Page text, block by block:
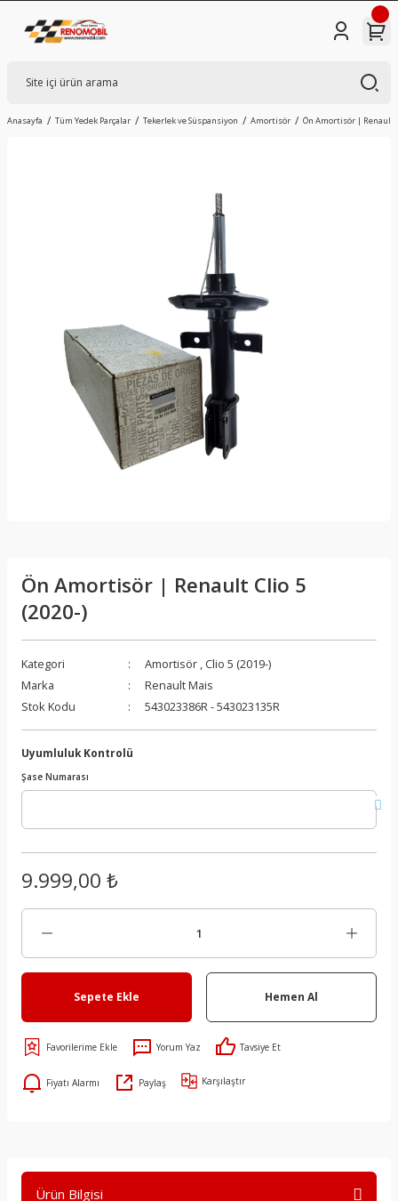
Anasayfa Tüm Yedek Parçalar Tekerlek ve Süspansiyon Amortisör Ön Amortisör | Renault
Ön Amortisör | Renault Clio 5
(2020-)
Kategori Amortisör , Clio 5 (2019-)
Marka
Renault Mais
Stok Kodu
543023386R - 543023135R
Uyumluluk Kontrolü
Şase Numarası
9.999,00 ₺
Sepete Ekle Hemen Al
Yorum Yaz Tavsiye Et
Fiyatı Alarmı Paylaş Karşılaştır
Ürün Bilgisi